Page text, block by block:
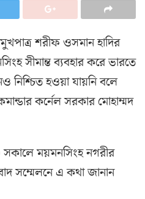
শরীফ ওসমান হাদির
সীমান্ত ব্যবহার করে ভারতে
নিশ্চিত হওয়া যায়নি বলে
কর্নেল সরকার মোহাম্মদ
ময়মনসিংহ নগরীর
সম্মেলনে এ কথা জানান